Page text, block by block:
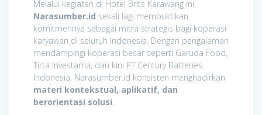
Melalui kegiatan di Hotel Brits Karawang ini,
Narasumber.id sekali lagi membuktikan
komitmennya sebagai mitra strategis bagi koperasi
karyawan di seluruh Indonesia. Dengan pengalaman
mendampingi koperasi besar seperti Garuda Food,
Tirta Investama, dan kini PT Century Batteries
Indonesia, Narasumber.id konsisten menghadirkan
materi kontekstual, aplikatif, dan
berorientasi solusi.